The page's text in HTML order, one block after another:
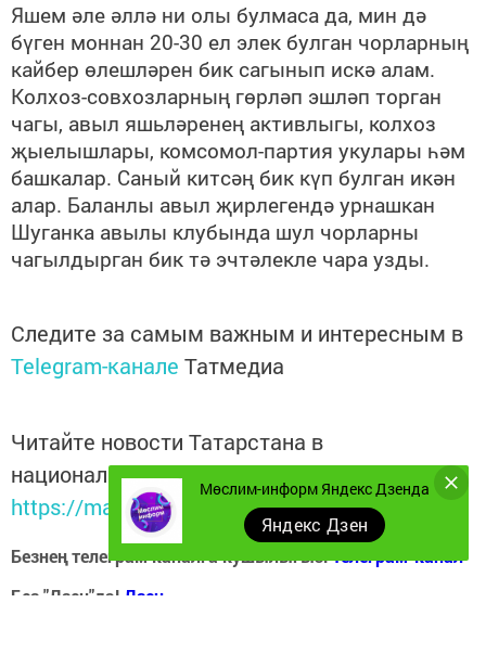
Яшем әле әллә ни олы булмаса да, мин дә
бүген моннан 20-30 ел элек булган чорларның
кайбер өлешләрен бик сагынып искә алам.
Колхоз-совхозларның гөрләп эшләп торган
чагы, авыл яшьләренең активлыгы, колхоз
җыелышлары, комсомол-партия укулары һәм
башкалар. Саный китсәң бик күп булган икән
алар. Баланлы авыл җирлегендә урнашкан
Шуганка авылы клубында шул чорларны
чагылдырган бик тә эчтәлекле чара узды.
Следите за самым важным и интересным в
Telegram-канале Татмедиа
Читайте новости Татарстана в
национальном мессенджере MАХ:
https://max.ru/tatmedia
Безнең телеграм каналга кушылыгыз!Телеграм-канал
Без "Дзен"да! Дзен
Мөслим-информ Яндекс Дзенда
Яндекс Дзен